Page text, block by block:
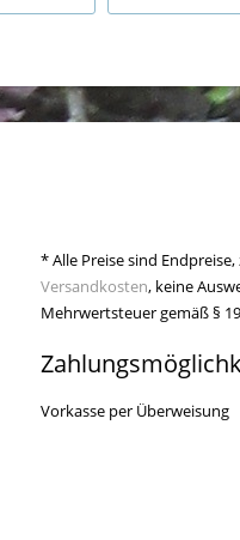
* Alle Preise sind Endpreise,
Versandkosten, keine
Mehrwertsteuer gemäß §
Vorkasse per Überweisung